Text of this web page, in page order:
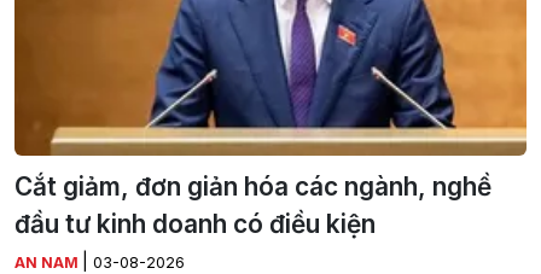
Cắt giảm, đơn giản hóa các ngành, nghề
đầu tư kinh doanh có điều kiện
AN NAM 03-08-2026